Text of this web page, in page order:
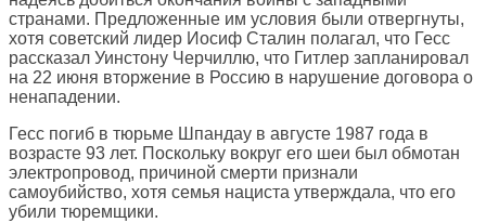
странами. Предложенные им условия были отвергнуты,
хотя советский лидер Иосиф Сталин полагал, что Гесс
рассказал Уинстону Черчиллю, что Гитлер запланировал
на 22 июня вторжение в Россию в нарушение договора о
ненападении.
Гесс погиб в тюрьме Шпандау в августе 1987 года в
возрасте 93 лет. Поскольку вокруг его шеи был обмотан
электропровод, причиной смерти признали
самоубийство, хотя семья нациста утверждала, что его
убили тюремщики.